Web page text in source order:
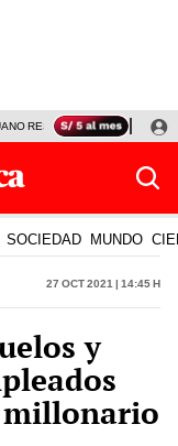
RESULTADOS HOY
SOCIEDAD MUNDO
27 Oct 2021 | 14:45 h
y